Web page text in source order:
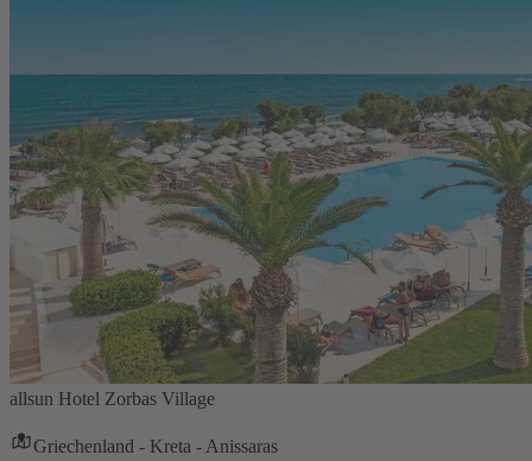
allsun Hotel Zorbas Village
Griechenland - Kreta - Anissaras